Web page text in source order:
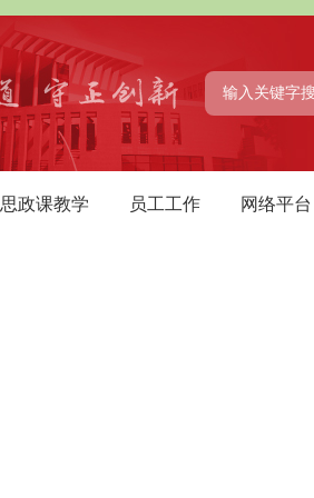
思政课教学 员工工作 网络平台